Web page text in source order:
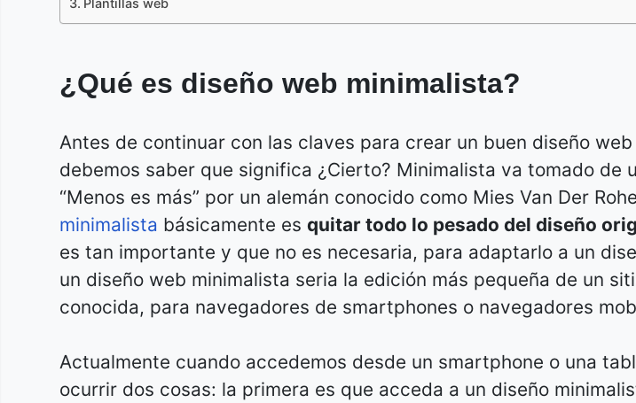
¿Qué es diseño web minimalista?
Antes de continuar con las claves para crear un buen diseño
debemos saber que significa ¿Cierto? Minimalista va tomado de
“Menos es más” por un alemán conocido como Mies Van Der
minimalista básicamente es quitar todo lo pesado del diseño
es tan importante y que no es necesaria, para adaptarlo a un
un diseño web minimalista seria la edición más pequeña de un
conocida, para navegadores de smartphones o navegadores
Actualmente cuando accedemos desde un smartphone o una
ocurrir dos cosas: la primera es que acceda a un diseño